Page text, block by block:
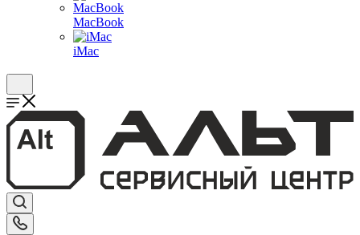
MacBook
iMac